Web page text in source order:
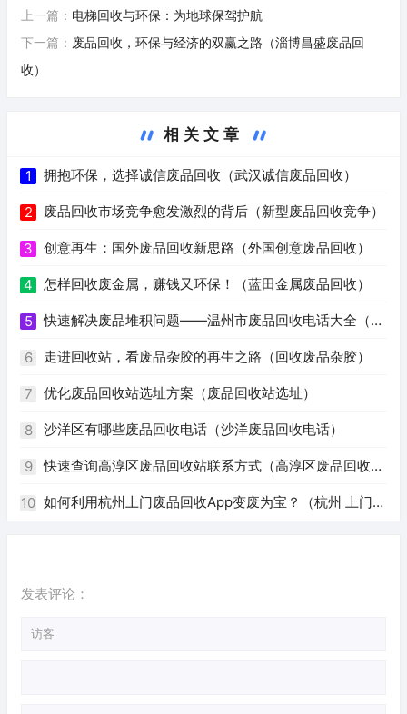
上一篇： 电梯回收与环保：为地球保驾护航
下一篇： 废品回收，环保与经济的双赢之路（淄博昌盛废品回
收）
相关文章
1 拥抱环保，选择诚信废品回收（武汉诚信废品回收）
2 废品回收市场竞争愈发激烈的背后（新型废品回收竞争）
3 创意再生：国外废品回收新思路（外国创意废品回收）
4 怎样回收废金属，赚钱又环保！（蓝田金属废品回收）
5 快速解决废品堆积问题——温州市废品回收电话大全（温
州废品回收电话号码）
6 走进回收站，看废品杂胶的再生之路（回收废品杂胶）
7 优化废品回收站选址方案（废品回收站选址）
8 沙洋区有哪些废品回收电话（沙洋废品回收电话）
9 快速查询高淳区废品回收站联系方式（高淳区废品回收站
电话）
10 如何利用杭州上门废品回收App变废为宝？（杭州 上门回
发表评论：